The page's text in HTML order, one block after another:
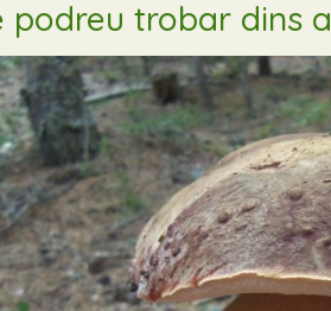
podreu trobar dins